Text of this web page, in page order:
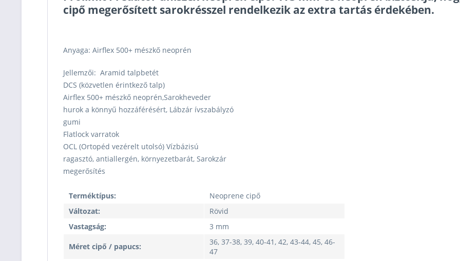
cipő megerősített sarokrésszel rendelkezik az extra tartás érdekében.
Anyaga: Airflex 500+ mészkő neoprén
Jellemzői: Aramid talpbetét
DCS (közvetlen érintkező talp)
Airflex 500+ mészkő neoprén,Sarokheveder
hurok a könnyű hozzáférésért, Lábzár ívszabályzó
gumi
Flatlock varratok
OCL (Ortopéd vezérelt utolsó) Vízbázisú
ragasztó, antiallergén, környezetbarát, Sarokzár
megerősítés
Terméktípus:
Neoprene cipő
Változat:
Rövid
Vastagság:
3 mm
Méret cipő / papucs:
36, 37-38, 39, 40-41, 42, 43-44, 45, 46-
47